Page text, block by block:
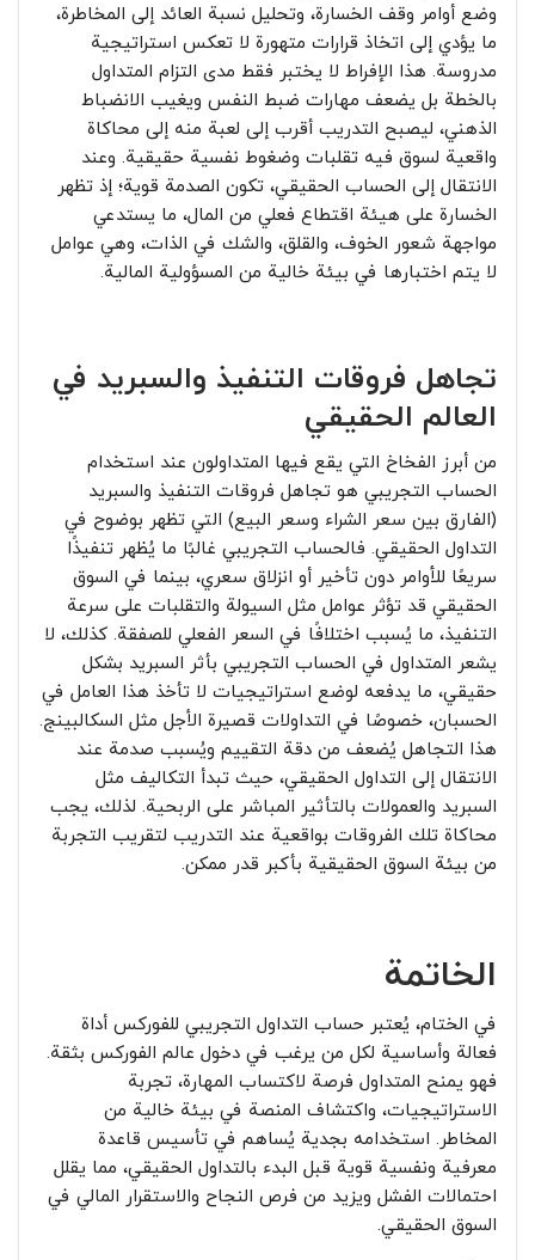
وضع أوامر وقف الخسارة، وتحليل نسبة العائد إلى المخاطرة،
ما يؤدي إلى اتخاذ قرارات متهورة لا تعكس استراتيجية
مدروسة. هذا الإفراط لا يختبر فقط مدى التزام المتداول
بالخطة بل يضعف مهارات ضبط النفس ويغيب الانضباط
الذهني، ليصبح التدريب أقرب إلى لعبة منه إلى محاكاة
واقعية لسوق فيه تقلبات وضغوط نفسية حقيقية. وعند
الانتقال إلى الحساب الحقيقي، تكون الصدمة قوية؛ إذ تظهر
الخسارة على هيئة اقتطاع فعلي من المال، ما يستدعي
مواجهة شعور الخوف، والقلق، والشك في الذات، وهي عوامل
لا يتم اختبارها في بيئة خالية من المسؤولية المالية.
تجاهل فروقات التنفيذ والسبريد في
العالم الحقيقي
من أبرز الفخاخ التي يقع فيها المتداولون عند استخدام
الحساب التجريبي هو تجاهل فروقات التنفيذ والسبريد
(الفارق بين سعر الشراء وسعر البيع) التي تظهر بوضوح في
التداول الحقيقي. فالحساب التجريبي غالبًا ما يُظهر تنفيذًا
سريعًا للأوامر دون تأخير أو انزلاق سعري، بينما في السوق
الحقيقي قد تؤثر عوامل مثل السيولة والتقلبات على سرعة
التنفيذ، ما يُسبب اختلافًا في السعر الفعلي للصفقة. كذلك، لا
يشعر المتداول في الحساب التجريبي بأثر السبريد بشكل
حقيقي، ما يدفعه لوضع استراتيجيات لا تأخذ هذا العامل في
الحسبان، خصوصًا في التداولات قصيرة الأجل مثل السكالبينج.
هذا التجاهل يُضعف من دقة التقييم ويُسبب صدمة عند
الانتقال إلى التداول الحقيقي، حيث تبدأ التكاليف مثل
السبريد والعمولات بالتأثير المباشر على الربحية. لذلك، يجب
محاكاة تلك الفروقات بواقعية عند التدريب لتقريب التجربة
من بيئة السوق الحقيقية بأكبر قدر ممكن.
الخاتمة
في الختام، يُعتبر حساب التداول التجريبي للفوركس أداة
فعالة وأساسية لكل من يرغب في دخول عالم الفوركس بثقة.
فهو يمنح المتداول فرصة لاكتساب المهارة، تجربة
الاستراتيجيات، واكتشاف المنصة في بيئة خالية من
المخاطر. استخدامه بجدية يُساهم في تأسيس قاعدة
معرفية ونفسية قوية قبل البدء بالتداول الحقيقي، مما يقلل
احتمالات الفشل ويزيد من فرص النجاح والاستقرار المالي في
السوق الحقيقي.